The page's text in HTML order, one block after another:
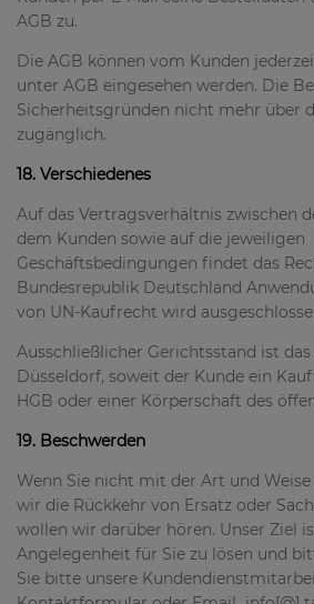
AGB zu.
Die AGB können vom Kunden
unter AGB eingesehen werden. Die
Sicherheitsgründen nicht mehr über
zugänglich.
18. Verschiedenes
Auf das Vertragsverhältnis zwischen
dem Kunden sowie auf die jeweiligen
Geschäftsbedingungen findet das
Bundesrepublik Deutschland
von UN-Kaufrecht wird
Ausschließlicher Gerichtsstand ist
Düsseldorf, soweit der Kunde ein
HGB oder einer Körperschaft des
19. Beschwerden
Wenn Sie nicht mit der Art und
wir die Rückkehr von Ersatz oder
wollen wir darüber hören. Unser Ziel
Angelegenheit für Sie zu lösen und
Sie bitte unsere